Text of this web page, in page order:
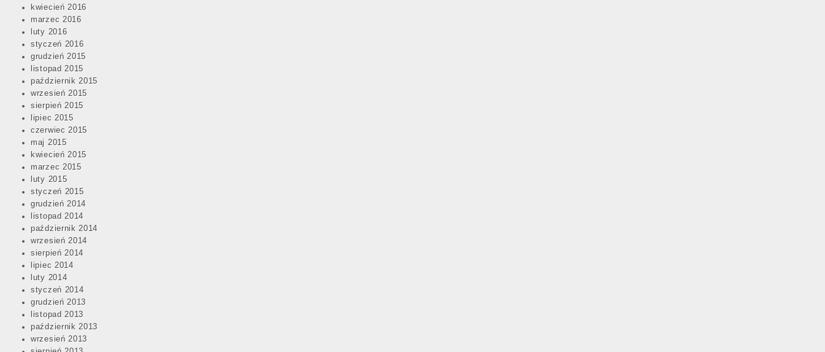
kwiecień 2016
marzec 2016
luty 2016
styczeń 2016
grudzień 2015
listopad 2015
październik 2015
wrzesień 2015
sierpień 2015
lipiec 2015
czerwiec 2015
maj 2015
kwiecień 2015
marzec 2015
luty 2015
styczeń 2015
grudzień 2014
listopad 2014
październik 2014
wrzesień 2014
sierpień 2014
lipiec 2014
luty 2014
styczeń 2014
grudzień 2013
listopad 2013
październik 2013
wrzesień 2013